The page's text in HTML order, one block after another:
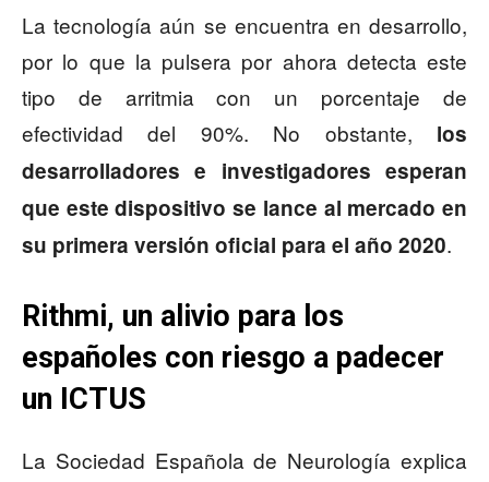
La tecnología aún se encuentra en desarrollo,
por lo que la pulsera por ahora detecta este
tipo de arritmia con un porcentaje de
efectividad del 90%. No obstante, los
desarrolladores e investigadores esperan
que este dispositivo se lance al mercado en
su primera versión oficial para el año 2020.
Rithmi, un alivio para los
españoles con riesgo a padecer
un ICTUS
La Sociedad Española de Neurología explica